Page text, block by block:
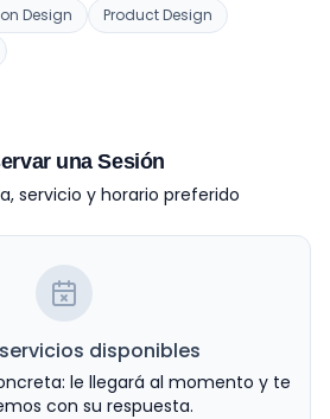
Design
Product Design
una Sesión
servicio y horario preferido
disponibles
le llegará al momento y te
con su respuesta.